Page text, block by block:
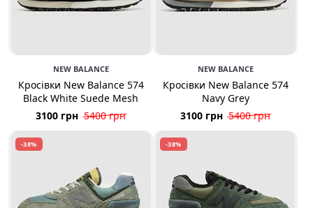
NEW BALANCE
Кросівки New Balance 574
Black White Suede Mesh
3100 грн 5400 грн
NEW BALANCE
Кросівки New Balance 574
Navy Grey
3100 грн 5400 грн
-38% -38%